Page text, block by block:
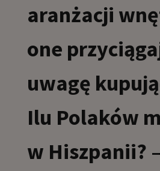
aranżacji
one
uwagę
Ilu Polaków
w Hiszpanii? –